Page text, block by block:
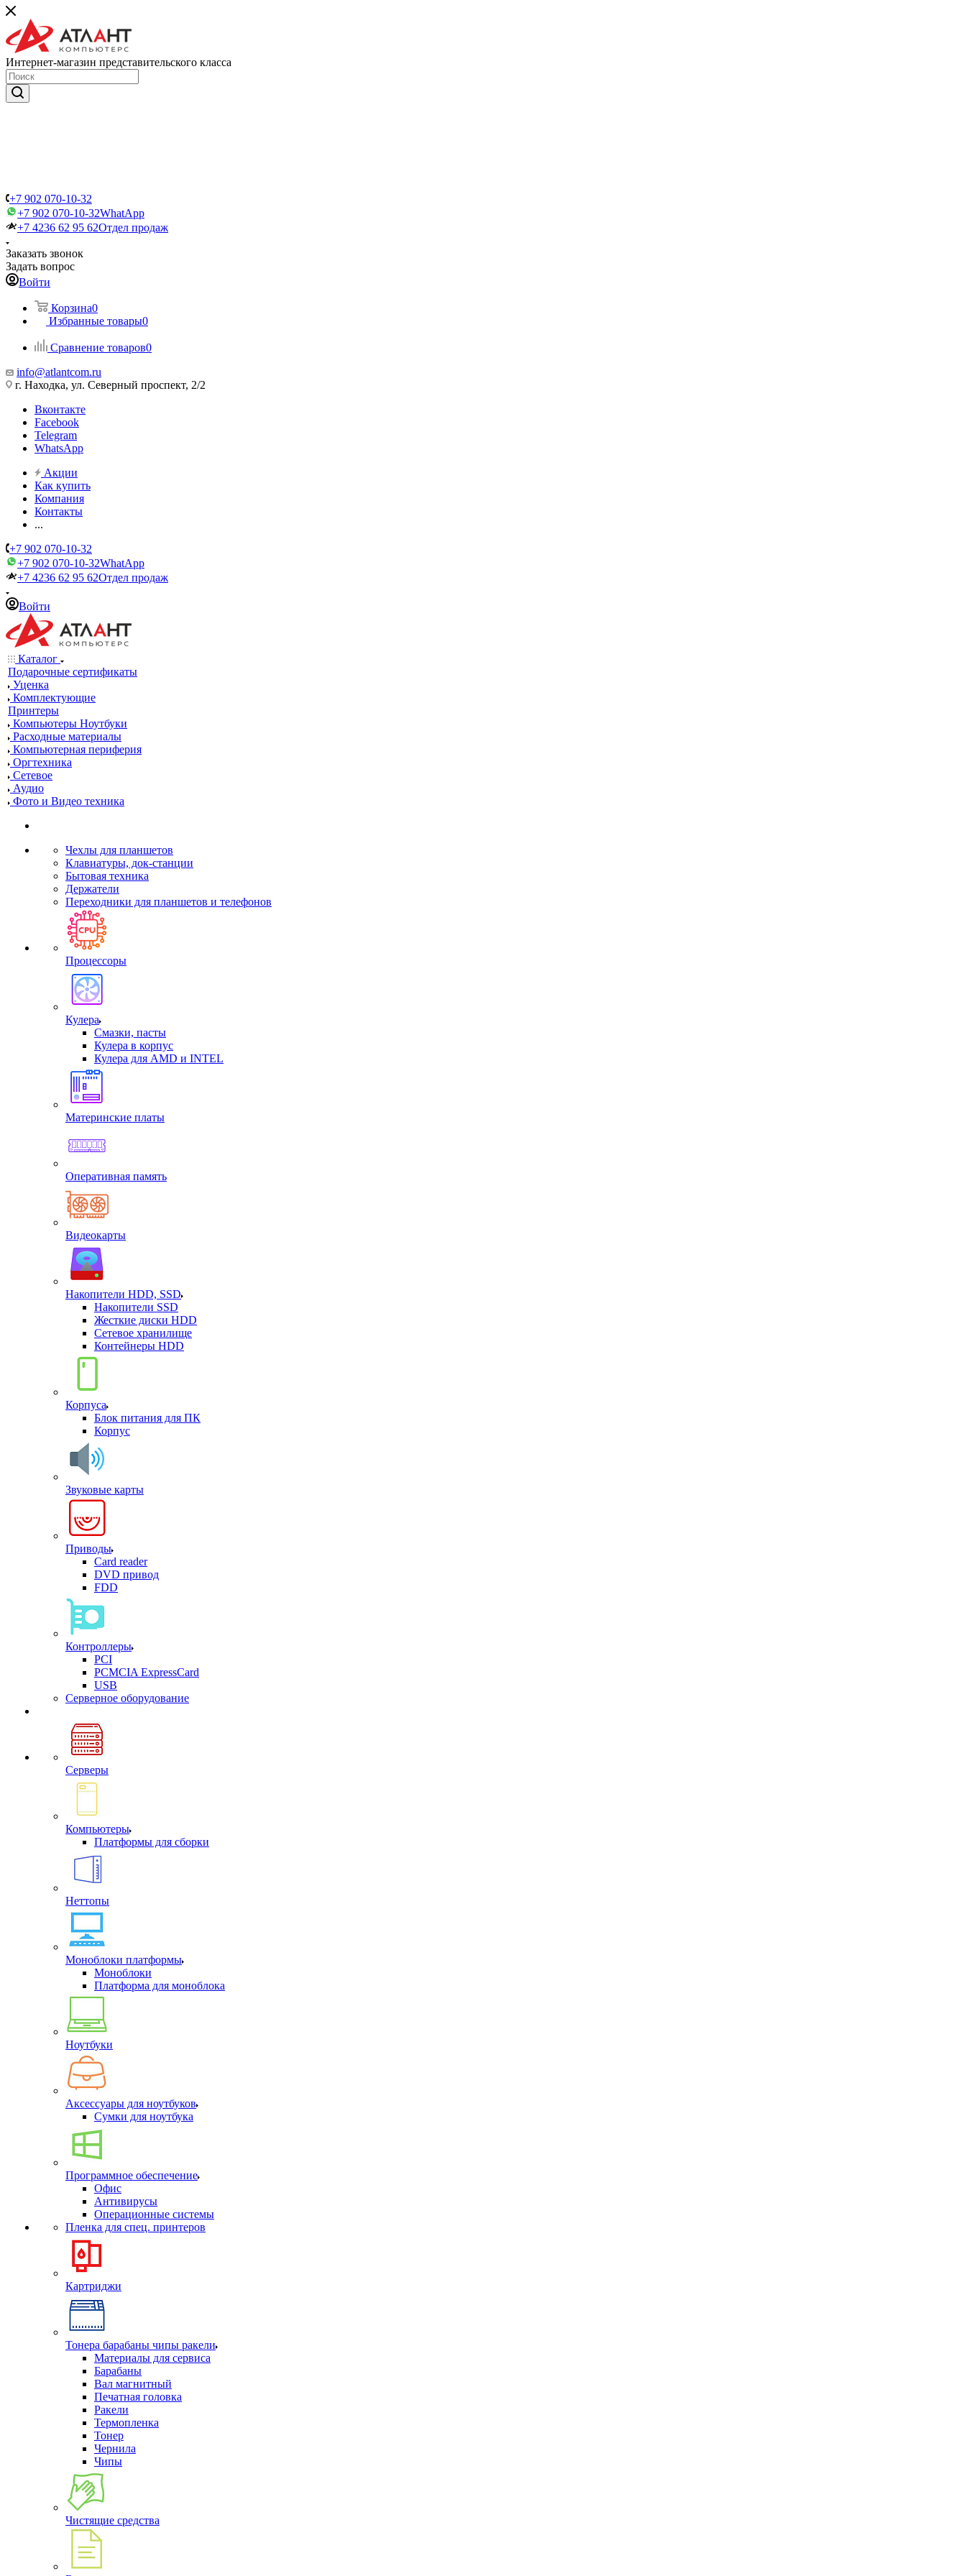
Интернет-магазин представительского класса
+7 902 070-10-32
+7 902 070-10-32WhatApp
+7 4236 62 95 62Отдел продаж
Заказать звонок
Задать вопрос
Войти
Корзина0
Избранные товары0
Сравнение товаров0
info@atlantcom.ru
г. Находка, ул. Северный проспект, 2/2
Вконтакте
Facebook
Telegram
WhatsApp
Акции
Как купить
Компания
Контакты
...
+7 902 070-10-32
+7 902 070-10-32WhatApp
+7 4236 62 95 62Отдел продаж
Войти
Каталог
Подарочные сертификаты
Уценка
Комплектующие
Принтеры
Компьютеры Ноутбуки
Расходные материалы
Компьютерная периферия
Оргтехника
Сетевое
Аудио
Фото и Видео техника
Чехлы для планшетов
Клавиатуры, док-станции
Бытовая техника
Держатели
Переходники для планшетов и телефонов
Процессоры
Кулера
Смазки, пасты
Кулера в корпус
Кулера для AMD и INTEL
Материнские платы
Оперативная память
Видеокарты
Накопители HDD, SSD
Накопители SSD
Жесткие диски HDD
Сетевое хранилище
Контейнеры HDD
Корпуса
Блок питания для ПК
Корпус
Звуковые карты
Приводы
Card reader
DVD привод
FDD
Контроллеры
PCI
PCMCIA ExpressCard
USB
Cерверное оборудование
Серверы
Компьютеры
Платформы для сборки
Неттопы
Моноблоки платформы
Моноблоки
Платформа для моноблока
Ноутбуки
Аксессуары для ноутбуков
Сумки для ноутбука
Программное обеспечение
Офис
Антивирусы
Операционные системы
Пленка для спец. принтеров
Картриджи
Тонера барабаны чипы ракели
Материалы для сервиса
Барабаны
Вал магнитный
Печатная головка
Ракели
Термопленка
Тонер
Чернила
Чипы
Чистящие средства